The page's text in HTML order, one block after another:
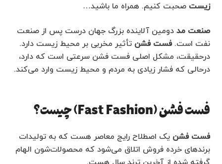
زیست صحبت کنیم. همراه ما باشید…
صنعت مد دومین آلاینده بزرگ جهان درست پس از صنعت
نفت است.فست فشن تأثیر مخربی بر محیط زیست دارد.
درحقیقت، مشکل اصلی فست فشن سرعتی است که دارد،
درحالی‌ که فشار زیادی به مردم و محیط زیست وارد می‌کند.
فست فشن (Fast Fashion) چیست؟
فست فشن یک اصطلاح رایج معاصر هست که به تولیدات
برندهای خرده فروش اتلاق می‌شود که محصولات‌شون الهام